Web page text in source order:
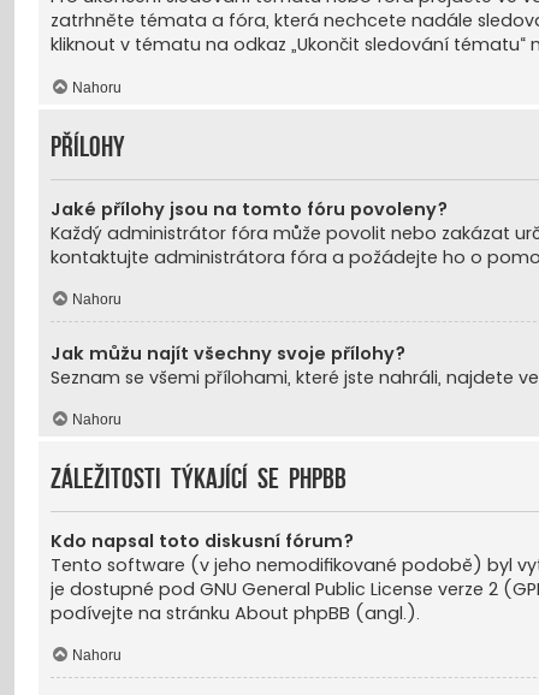
zatrhněte témata a fóra, která nechcete nadále
kliknout v tématu na odkaz „Ukončit sledování tématu“
Nahoru
Přílohy
Jaké přílohy jsou na tomto fóru povoleny?
Každý administrátor fóra může povolit nebo zakázat
kontaktujte administrátora fóra a požádejte ho o
Nahoru
Jak můžu najít všechny svoje přílohy?
Seznam se všemi přílohami, které jste nahráli, najdete ve
Nahoru
Záležitosti týkající se phpBB
Kdo napsal toto diskusní fórum?
Tento software (v jeho nemodifikované podobě) byl
je dostupné pod GNU General Public License verze 2
podívejte na stránku About phpBB (angl.).
Nahoru